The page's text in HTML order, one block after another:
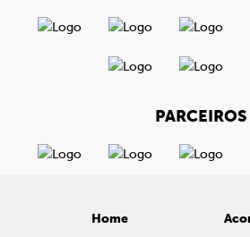
PARCEIROS
Home